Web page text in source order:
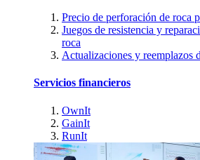
Precio de perforación de roca
Juegos de resistencia y
roca
Actualizaciones y reemplazos
Servicios financieros
OwnIt
GainIt
RunIt